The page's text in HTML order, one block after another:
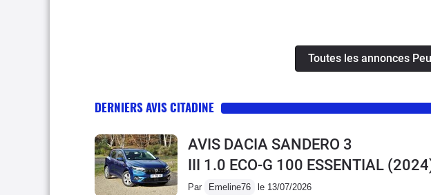
Toutes les annonces
DERNIERS AVIS CITADINE
AVIS DACIA SANDERO 3
III 1.0 ECO-G 100 ESSENTIAL
Par Emeline76 le 13/07/2026